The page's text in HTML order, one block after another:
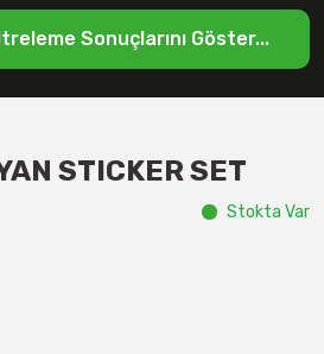
Sonuçlarını Göster...
STICKER SET
Stokta Var